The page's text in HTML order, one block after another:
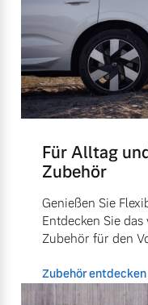
Für Alltag
Zubehör
Genießen Sie
Entdecken Sie
Zubehör für den
Zubehör entdecken